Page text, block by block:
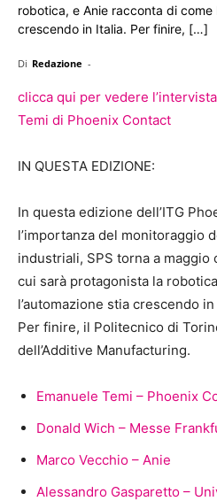
robotica, e Anie racconta di come
crescendo in Italia. Per finire, […]
Di Redazione -
clicca qui per vedere
Temi di Phoenix Contact
IN QUESTA EDIZIONE:
In questa edizione dell’ITG
l’importanza del monitoraggio
industriali, SPS torna a maggio
cui sarà protagonista la
l’automazione stia crescendo in
Per finire, il Politecnico di
dell’Additive Manufacturing.
Emanuele Temi – Phoenix
Donald Wich – Messe
Marco Vecchio – Anie
Alessandro Gasparetto –